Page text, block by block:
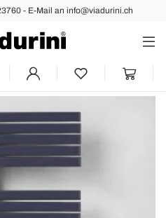
- E-Mail an info@viadurini.ch
Vorher Nächste
aus
Watt - Pfau